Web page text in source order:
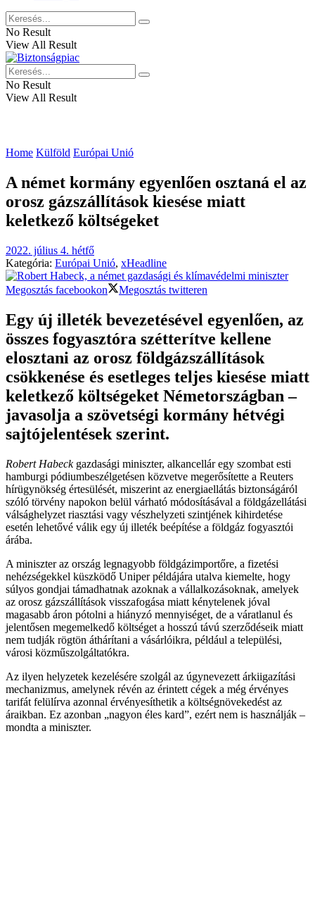
No Result
View All Result
No Result
View All Result
Home Külföld Európai Unió
A német kormány egyenlően osztaná el az
orosz gázszállítások kiesése miatt
keletkező költségeket
2022. július 4. hétfő
Kategória: Európai Unió, xHeadline
Megosztás facebookon Megosztás twitteren
Egy új illeték bevezetésével egyenlően, az
összes fogyasztóra szétterítve kellene
elosztani az orosz földgázszállítások
csökkenése és esetleges teljes kiesése miatt
keletkező költségeket Németországban –
javasolja a szövetségi kormány hétvégi
sajtójelentések szerint.
Robert Habeckgazdasági miniszter, alkancellár egy szombat esti
hamburgi pódiumbeszélgetésen közvetve megerősítette a Reuters
hírügynökség értesülését, miszerint az energiaellátás biztonságáról
szóló törvény napokon belül várható módosításával a földgázellátási
válsághelyzet riasztási vagy vészhelyzeti szintjének kihirdetése
esetén lehetővé válik egy új illeték beépítése a földgáz fogyasztói
árába.
A miniszter az ország legnagyobb földgázimportőre, a fizetési
nehézségekkel küszködő Uniper példájára utalva kiemelte, hogy
súlyos gondjai támadhatnak azoknak a vállalkozásoknak, amelyek
az orosz gázszállítások visszafogása miatt kénytelenek jóval
magasabb áron pótolni a hiányzó mennyiséget, de a váratlanul és
jelentősen megemelkedő költséget a hosszú távú szerződéseik miatt
nem tudják rögtön áthárítani a vásárlóikra, például a települési,
városi közműszolgáltatókra.
Az ilyen helyzetek kezelésére szolgál az úgynevezett árkiigazítási
mechanizmus, amelynek révén az érintett cégek a még érvényes
tarifát felülírva azonnal érvényesíthetik a költségnövekedést az
áraikban. Ez azonban „nagyon éles kard”, ezért nem is használják –
mondta a miniszter.